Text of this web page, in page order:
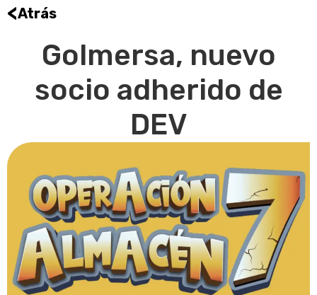
<Atrás
Golmersa, nuevo
socio adherido de
DEV